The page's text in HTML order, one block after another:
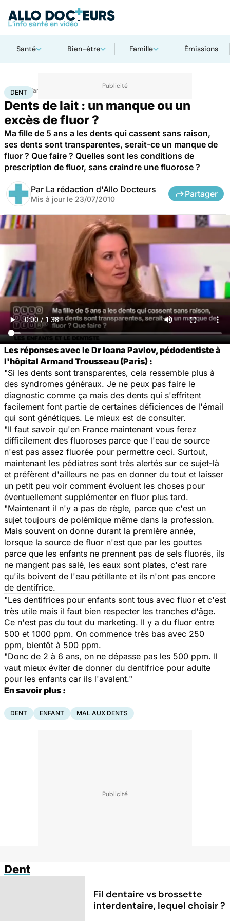
Santé Bien-être Famille Émissions
Accueil Famille
DENT
Dents de lait : un manque ou un
excès de fluor ?
Ma fille de 5 ans a les dents qui cassent sans raison,
ses dents sont transparentes, serait-ce un manque de
fluor ? Que faire ? Quelles sont les conditions de
prescription de fluor, sans craindre une fluorose ?
Par La rédaction d'Allo Docteurs
Mis à jour le 23/07/2010
Partager
Les réponses avec le Dr Ioana Pavlov, pédodentiste à
l'hôpital Armand Trousseau (Paris) :
"Si les dents sont transparentes, cela ressemble plus à
des syndromes généraux. Je ne peux pas faire le
diagnostic comme ça mais des dents qui s'effritent
facilement font partie de certaines déficiences de l'émail
qui sont génétiques. Le mieux est de consulter.
"Il faut savoir qu'en France maintenant vous ferez
difficilement des fluoroses parce que l'eau de source
n'est pas assez fluorée pour permettre ceci. Surtout,
maintenant les pédiatres sont très alertés sur ce sujet-là
et préfèrent d'ailleurs ne pas en donner du tout et laisser
un petit peu voir comment évoluent les choses pour
éventuellement supplémenter en fluor plus tard.
"Maintenant il n'y a pas de règle, parce que c'est un
sujet toujours de polémique même dans la profession.
Mais souvent on donne durant la première année,
lorsque la source de fluor n'est que par les gouttes
parce que les enfants ne prennent pas de sels fluorés, ils
ne mangent pas salé, les eaux sont plates, c'est rare
qu'ils boivent de l'eau pétillante et ils n'ont pas encore
de dentifrice.
"Les dentifrices pour enfants sont tous avec fluor et c'est
très utile mais il faut bien respecter les tranches d'âge.
Ce n'est pas du tout du marketing. Il y a du fluor entre
500 et 1000 ppm. On commence très bas avec 250
ppm, bientôt à 500 ppm.
"Donc de 2 à 6 ans, on ne dépasse pas les 500 ppm. Il
vaut mieux éviter de donner du dentifrice pour adulte
pour les enfants car ils l'avalent."
En savoir plus :
DENT ENFANT MAL AUX DENTS
Dent
Fil dentaire vs brossette
interdentaire, lequel choisir ?